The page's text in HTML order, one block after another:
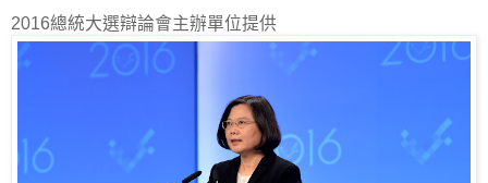
2016總統大選辯論會主辦單位提供